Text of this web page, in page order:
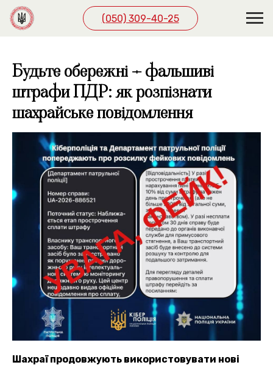
(050) 309-40-25
Будьте обережні – фальшиві
штрафи ПДР: як розпізнати
шахрайське повідомлення
Шахраї продовжують використовувати нові